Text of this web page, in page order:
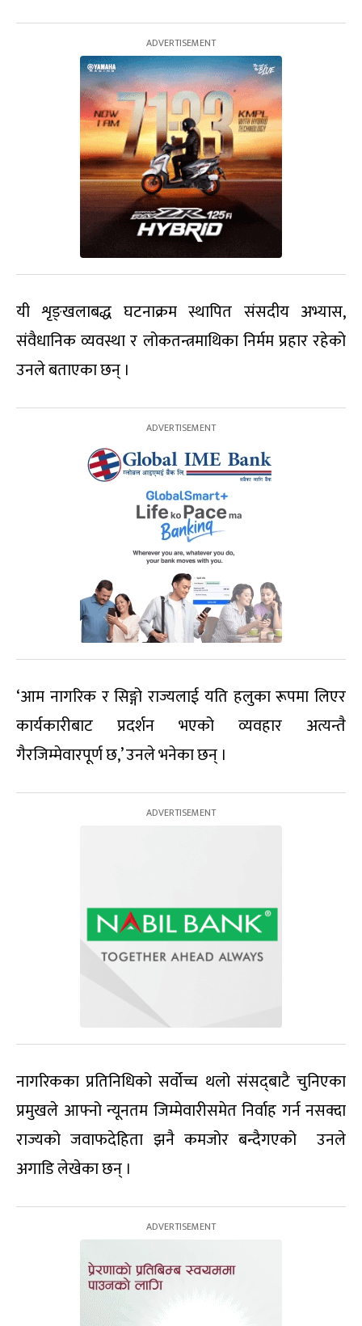
यी शृङ्खलाबद्ध घटनाक्रम स्थापित संसदीय अभ्यास,
संवैधानिक व्यवस्था र लोकतन्त्रमाथिका निर्मम प्रहार रहेको
उनले बताएका छन् ।
‘आम नागरिक र सिङ्गो राज्यलाई यति हलुका रूपमा लिएर
कार्यकारीबाट प्रदर्शन भएको व्यवहार अत्यन्तै
गैरजिम्मेवारपूर्ण छ,’ उनले भनेका छन् ।
नागरिकका प्रतिनिधिको सर्वोच्च थलो संसद्‌बाटै चुनिएका
प्रमुखले आफ्नो न्यूनतम जिम्मेवारीसमेत निर्वाह गर्न नसक्दा
राज्यको जवाफदेहिता झनै कमजोर बन्दैगएको उनले
अगाडि लेखेका छन् ।